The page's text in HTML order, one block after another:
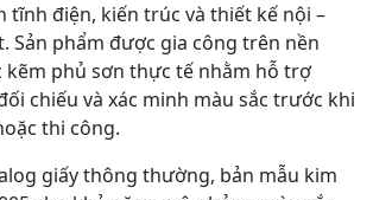
tĩnh điện, kiến trúc và thiết kế nội –
Sản phẩm được gia công trên nền
kẽm phủ sơn thực tế nhằm hỗ trợ
chiếu và xác minh màu sắc trước khi
thi công.
giấy thông thường, bản mẫu kim